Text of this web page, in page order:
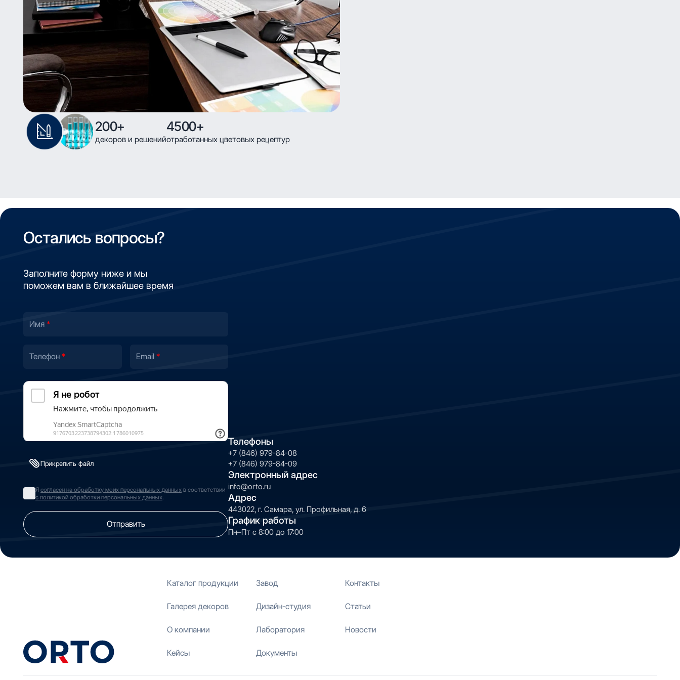
200+
декоров и решений
4500+
отработанных цветовых рецептур
Остались вопросы?
Заполните форму ниже и мы
поможем вам в ближайшее время
Имя
Телефон Email
Прикрепить файл
Я согласен на обработку моих персональных данных в соответствии
с политикой обработки персональных данных.
Отправить
Телефоны
+7 (846) 979-84-08
+7 (846) 979-84-09
Электронный адрес
info@orto.ru
Адрес
443022, г. Самара, ул. Профильная, д. 6
График работы
Пн–Пт с 8:00 до 17:00
Каталог продукции
Галерея декоров
О компании
Кейсы
Завод
Дизайн-студия
Лаборатория
Документы
Контакты
Статьи
Новости